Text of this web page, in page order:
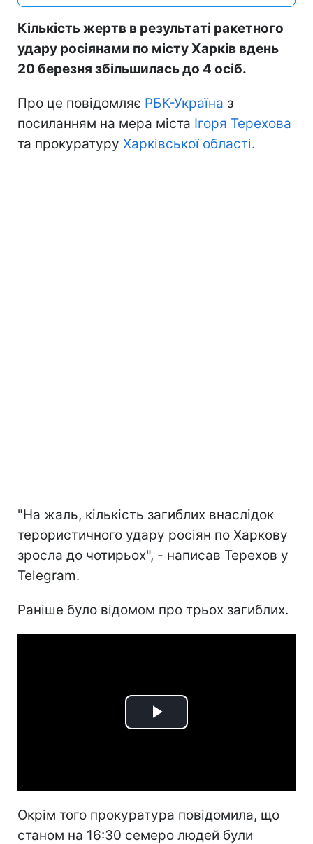
Кількість жертв в результаті ракетного
удару росіянами по місту Харків вдень
20 березня збільшилась до 4 осіб.
Про це повідомляє РБК-Україна з
посиланням на мера міста Ігоря Терехова
та прокуратуру Харківської області.
"На жаль, кількість загиблих внаслідок
терористичного удару росіян по Харкову
зросла до чотирьох", - написав Терехов у
Telegram.
Раніше було відомом про трьох загиблих.
Play
Окрім того прокуратура повідомила, що
станом на 16:30 семеро людей були